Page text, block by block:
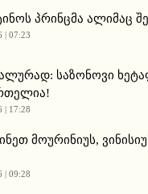
პრინცმა ალიმაც
| 07:23
საზონოვი
| 17:28
მოურინიუს,
| 09:28